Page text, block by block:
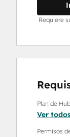
Requiere
Plan de
Ver
Permisos